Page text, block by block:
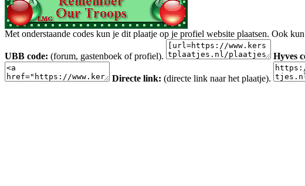
Met onderstaande codes kun je dit plaatje op je profiel website plaatsen. Ook
UBB code: (forum, gastenboek of profiel). Hyves
Directe link: (directe link naar het plaatje).